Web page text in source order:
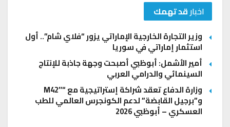
اخبارقد تهمك
وزير التجارة الخارجية الإماراتي يزور “فلاي شام”.. أول
استثمار إماراتي في سوريا
أمير الأشمل: أبوظبي أصبحت وجهة جاذبة للإنتاج
السينمائي والدرامي العربي
وزارة الدفاع تعقد شراكة إستراتيجية مع “M42″
و”برجيل القابضة” لدعم الكونجرس العالمي للطب
العسكري – أبوظبي 2026